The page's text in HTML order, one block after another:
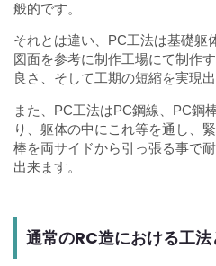
般的です。
それとは違い、PC工法は基礎躯
図面を参考に制作工場にて制作
良さ、そして工期の短縮を実現出
また、PC工法はPC鋼線、PC鋼
り、躯体の中にこれ等を通し、
棒を両サイドから引っ張る事で
出来ます。
通常のRC造における工